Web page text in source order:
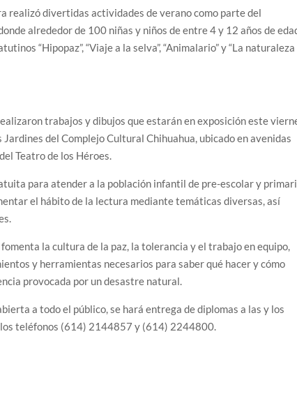
realizó divertidas actividades de verano como parte del
alrededor de 100 niñas y niños de entre 4 y 12 años de
“Hipopaz”, “Viaje a la selva”, “Animalario” y “La naturaleza
trabajos y dibujos que estarán en exposicióneste
del Complejo Cultural Chihuahua, ubicado en avenidas
Teatro de los Héroes.
para atender a la población infantil de pre-escolar y
el hábito de la lectura mediante temáticas diversas, así
la cultura de la paz, la tolerancia y el trabajo en equipo,
y herramientas necesarios para saber qué hacer y cómo
provocada por un desastre natural.
a todo el público, se hará entrega de diplomas a las y los
teléfonos (614) 2144857 y (614) 2244800.